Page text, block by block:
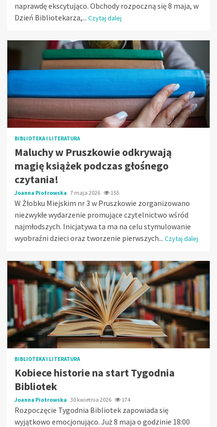
naprawdę ekscytująco. Obchody rozpoczną się 8 maja, w
Dzień Bibliotekarza,... Czytaj dalej
BIBLIOTEKA I LITERATURA
Maluchy w Pruszkowie odkrywają
magię książek podczas głośnego
czytania!
Joanna Piotrowska 7 maja 2026 155
W Żłobku Miejskim nr 3 w Pruszkowie zorganizowano
niezwykłe wydarzenie promujące czytelnictwo wśród
najmłodszych. Inicjatywa ta ma na celu stymulowanie
wyobraźni dzieci oraz tworzenie pierwszych... Czytaj dalej
BIBLIOTEKA I LITERATURA
Kobiece historie na start Tygodnia
Bibliotek
Joanna Piotrowska 30 kwietnia 2026 174
Rozpoczęcie Tygodnia Bibliotek zapowiada się
wyjątkowo emocjonująco. Już 8 maja o godzinie 18:00